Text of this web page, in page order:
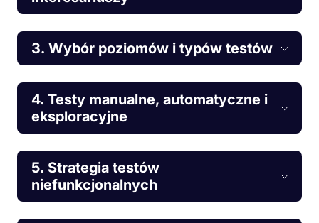
3. Wybór poziomów i typów testów
4. Testy manualne, automatyczne i
eksploracyjne
5. Strategia testów
niefunkcjonalnych